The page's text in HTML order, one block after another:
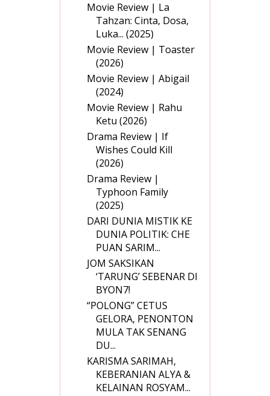
Movie Review | La
Tahzan: Cinta, Dosa,
Luka... (2025)
Movie Review | Toaster
(2026)
Movie Review | Abigail
(2024)
Movie Review | Rahu
Ketu (2026)
Drama Review | If
Wishes Could Kill
(2026)
Drama Review |
Typhoon Family
(2025)
DARI DUNIA MISTIK KE
DUNIA POLITIK: CHE
PUAN SARIM...
JOM SAKSIKAN
‘TARUNG’ SEBENAR DI
BYON7!
“POLONG” CETUS
GELORA, PENONTON
MULA TAK SENANG
DU...
KARISMA SARIMAH,
KEBERANIAN ALYA &
KELAINAN ROSYAM...